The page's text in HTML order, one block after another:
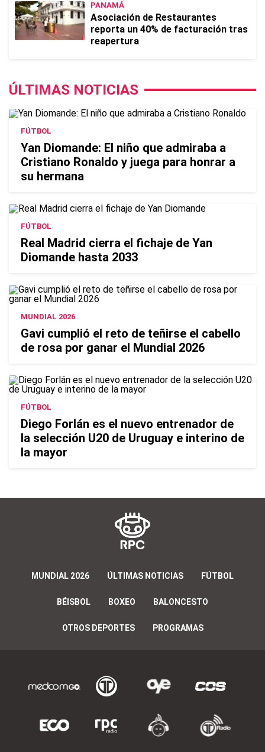
PANAMÁ
Asociación de Restaurantes
reporta un 40% de facturación tras
reapertura
ÚLTIMAS NOTICIAS
FÚTBOL
Yan Diomande: El niño que admiraba a
Cristiano Ronaldo y juega para honrar a
su hermana
FÚTBOL
Real Madrid cierra el fichaje de Yan
Diomande hasta 2033
MUNDIAL 2026
Gavi cumplió el reto de teñirse el cabello
de rosa por ganar el Mundial 2026
FÚTBOL
Diego Forlán es el nuevo entrenador de
la selección U20 de Uruguay e interino de
la mayor
MUNDIAL 2026 ÚLTIMAS NOTICIAS FÚTBOL
BÉISBOL BOXEO BALONCESTO
OTROS DEPORTES PROGRAMAS